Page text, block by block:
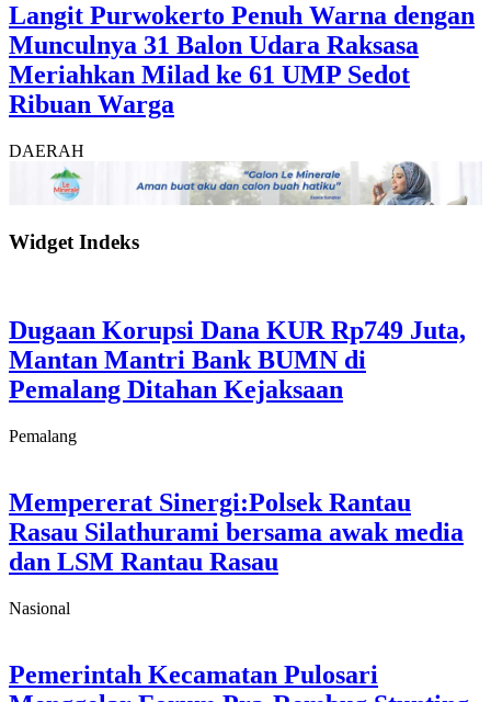
Langit Purwokerto Penuh Warna dengan
Munculnya 31 Balon Udara Raksasa
Meriahkan Milad ke 61 UMP Sedot
Ribuan Warga
DAERAH
Widget Indeks
Dugaan Korupsi Dana KUR Rp749 Juta,
Mantan Mantri Bank BUMN di
Pemalang Ditahan Kejaksaan
Pemalang
Mempererat Sinergi:Polsek Rantau
Rasau Silathurami bersama awak media
dan LSM Rantau Rasau
Nasional
Pemerintah Kecamatan Pulosari